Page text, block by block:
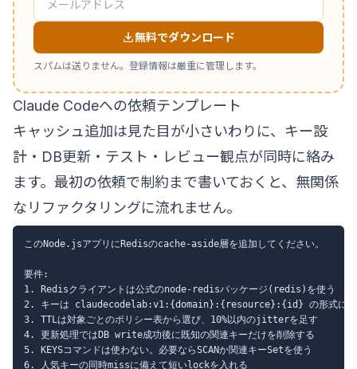
無料でダウンロード
スパムは送りません。登録情報は厳重に管理します。
Claude Codeへの依頼テンプレート
キャッシュ追加は見た目が小さいわりに、キー設
計・DB更新・テスト・レビュー観点が同時に絡み
ます。最初の依頼で制約まで書いておくと、無関係
なリファクタリングに流れません。
このNode.jsアプリにRedisのcache-aside層を追加してください。
要件:
1. Redisクライアントは公式のnode-redisパッケージ(redis)を使う
2. キーは claudecodelab:v1:{domain}:{resource}:{id} の形式にす
3. TTLは対象ごとのポリシー表から選び、10%以内のjitterを足す
4. 更新処理ではDB write成功後に既知の関連キーだけを削除する
5. KEYSコマンドは使わない。必要ならSCANか関連キーSetを使う
6. 人気キーの同時missに備えて短いlockを入れる